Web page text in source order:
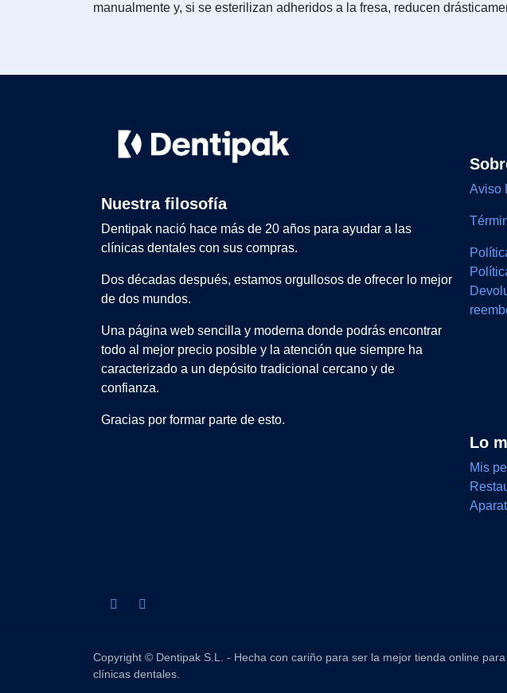
manualmente y, si se esterilizan adheridos a la fresa, reducen
Lo
Mis
Aviso
Nuestra filosofía
Dentipak nació hace más de 20 años para ayudar a las
clínicas dentales con sus compras.
Dos décadas después, estamos orgullosos de ofrecer lo mejor
de dos mundos.
Una página web sencilla y moderna donde podrás encontrar
todo al mejor precio posible y la atención que siempre ha
caracterizado a un depósito tradicional cercano y de
confianza.
Gracias por formar parte de esto.
Copyright © Dentipak S.L. - Hecha con cariño para ser la mejor tienda online para
clínicas dentales.